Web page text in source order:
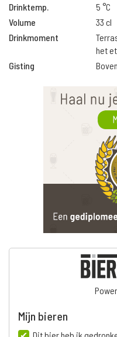
Drinktemp.
5 °C
Volume
33 cl
Drinkmoment
het
Gisting
Mijn bieren
Dit bier heb ik